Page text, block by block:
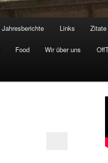
Jahresberichte Links Zitate
Food Wir über uns